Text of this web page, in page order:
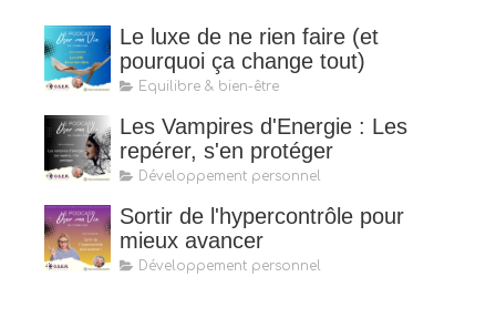
Le luxe de ne rien faire (et
pourquoi ça change tout)
Equilibre & bien-être
Les Vampires d'Energie : Les
repérer, s'en protéger
Développement personnel
Sortir de l'hypercontrôle pour
mieux avancer
Développement personnel